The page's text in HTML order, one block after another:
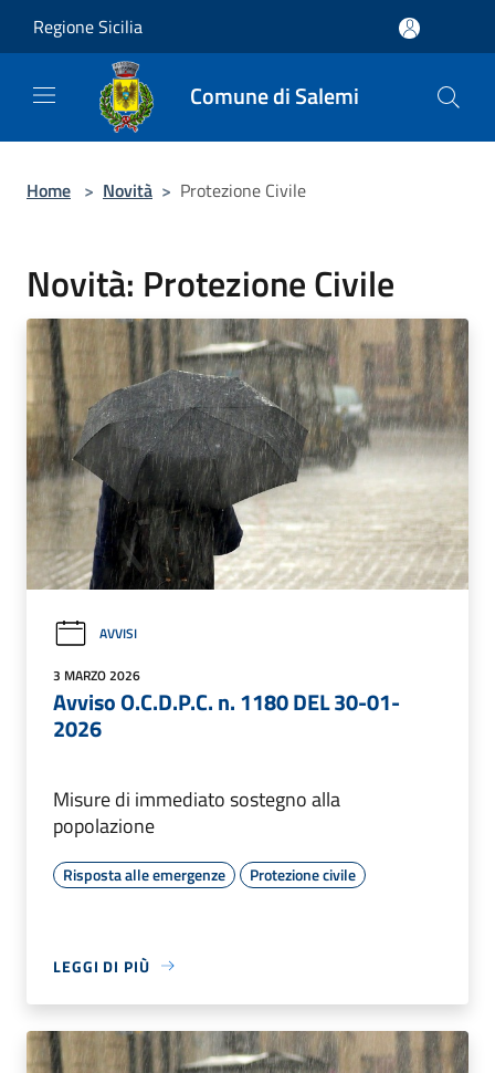
Regione Sicilia
Comune di Salemi
Home > Novità > Protezione Civile
Novità: Protezione Civile
AVVISI
3 MARZO 2026
Avviso O.C.D.P.C. n. 1180 DEL 30-01-
2026
Misure di immediato sostegno alla
popolazione
Risposta alle emergenze Protezione civile
LEGGI DI PIÙ